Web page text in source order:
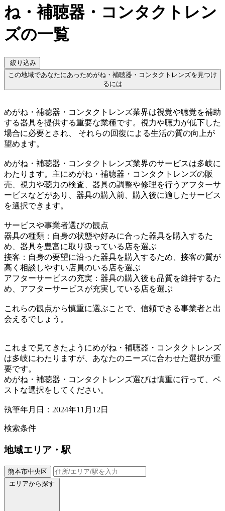
ね・補聴器・コンタクトレン
ズの一覧
絞り込み
この地域であなたにあっためがね・補聴器・コンタクトレンズを見つけ
るには
めがね・補聴器・コンタクトレンズ業界は視覚や聴覚を補助
する器具を提供する重要な業種です。視力や聴力が低下した
場合に必要とされ、 それらの回復による生活の質の向上が
望めます。
めがね・補聴器・コンタクトレンズ業界のサービスは多岐に
わたります。主にめがね・補聴器・コンタクトレンズの販
売、視力や聴力の検査、器具の調整や修理を行うアフターサ
ービスなどがあり、器具の購入前、購入後に適したサービス
を選択できます。
サービスや事業者選びの観点
器具の種類：自身の状態や好みに合った器具を購入するた
め、器具を豊富に取り扱っている店を選ぶ
接客：自身の要望に沿った器具を購入するため、接客の質が
高く相談しやすい店員のいる店を選ぶ
アフターサービスの充実：器具の購入後も品質を維持するた
め、アフターサービスが充実している店を選ぶ
これらの観点から慎重に選ぶことで、信頼できる事業者と出
会えるでしょう。
これまで見てきたようにめがね・補聴器・コンタクトレンズ
は多岐にわたりますが、あなたのニーズに合わせた選択が重
要です。
めがね・補聴器・コンタクトレンズ選びは慎重に行って、ベ
ストな選択をしてください。
執筆年月日：2024年11月12日
検索条件
地域エリア・駅
熊本市中央区
エリアから探す